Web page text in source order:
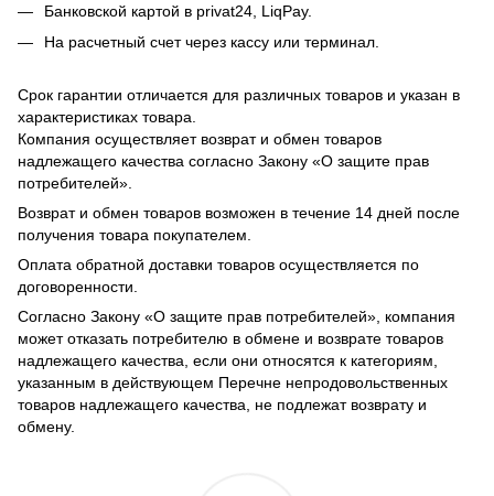
Банковской картой в privat24, LiqPay.
На расчетный счет через кассу или терминал.
Срок гарантии отличается для различных товаров и указан в
характеристиках товара.
Компания осуществляет возврат и обмен товаров
надлежащего качества согласно Закону «О защите прав
потребителей».
Возврат и обмен товаров возможен в течение 14 дней после
получения товара покупателем.
Оплата обратной доставки товаров осуществляется по
договоренности.
Согласно Закону «О защите прав потребителей», компания
может отказать потребителю в обмене и возврате товаров
надлежащего качества, если они относятся к категориям,
указанным в действующем Перечне непродовольственных
товаров надлежащего качества, не подлежат возврату и
обмену.